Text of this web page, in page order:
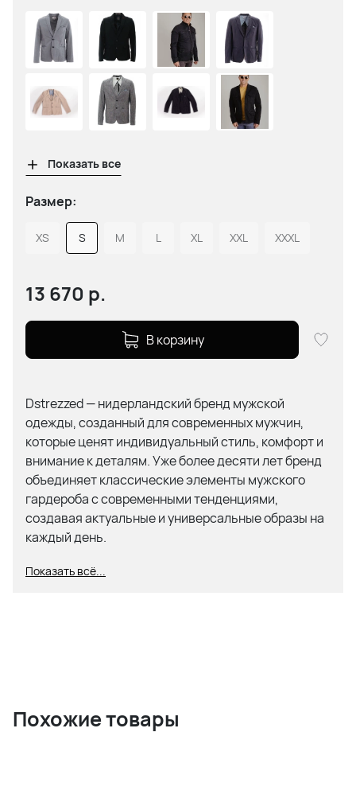
Показать все
Размер:
XS S M L XL XXL XXXL
13 670 р.
В корзину
Dstrezzed — нидерландский бренд мужской
одежды, созданный для современных мужчин,
которые ценят индивидуальный стиль, комфорт и
внимание к деталям. Уже более десяти лет бренд
объединяет классические элементы мужского
гардероба с современными тенденциями,
создавая актуальные и универсальные образы на
каждый день.
В основе философии Dstrezzed лежит идея «Don’t
расслабленными деталями, необычными
фактурами и оригинальной обработкой
Показать всё...
Похожие товары